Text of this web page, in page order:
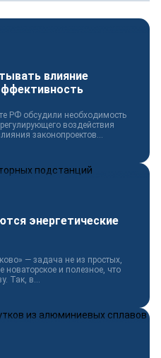
влияние
РФ обсудили необходимость
воздействия
законопроектов...
энергетические
— задача не из простых,
новаторское и полезное, что
Так, в...